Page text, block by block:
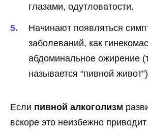
глазами, одутловатости.
Начинают появляться
заболеваний, как
абдоминальное ожирение
называется “пивной
Если пивной алкоголизм
вскоре это неизбежно приводит